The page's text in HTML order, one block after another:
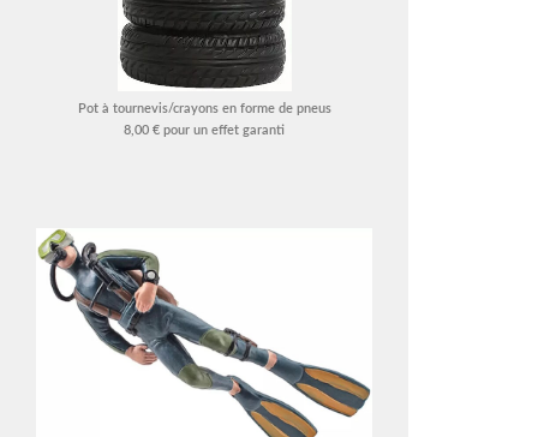
Pot à tournevis/crayons en forme de pneus
8,00 € pour un effet garanti